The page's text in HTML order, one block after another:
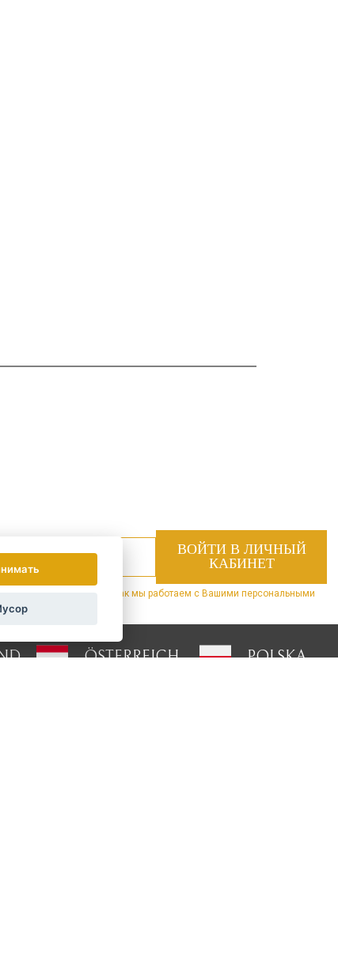
предложения.
Как мы работаем с Вашими персональными
ÖSTERREICH POLSKA